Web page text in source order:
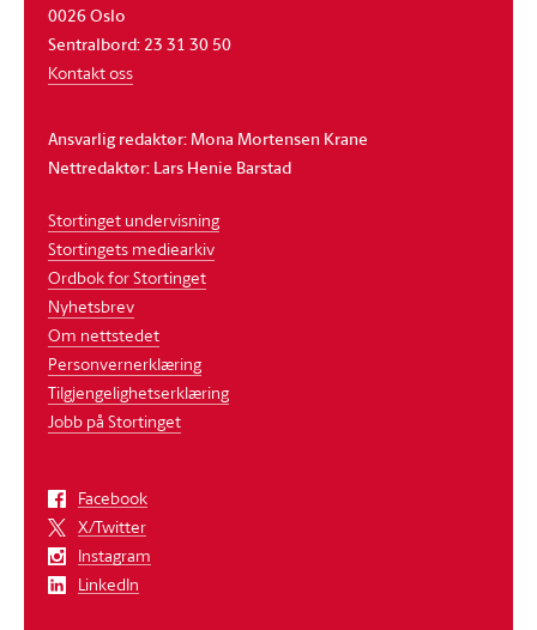
0026 Oslo
Sentralbord: 23 31 30 50
Kontakt oss
Ansvarlig redaktør: Mona Mortensen Krane
Nettredaktør: Lars Henie Barstad
Stortinget undervisning
Stortingets mediearkiv
Ordbok for Stortinget
Nyhetsbrev
Om nettstedet
Personvernerklæring
Tilgjengelighetserklæring
Jobb på Stortinget
Facebook
X/Twitter
Instagram
LinkedIn